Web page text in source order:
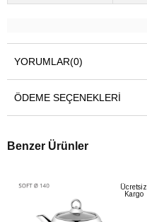
YORUMLAR(0)
ÖDEME SEÇENEKLERI
Benzer Ürünler
Ücretsiz
Kargo